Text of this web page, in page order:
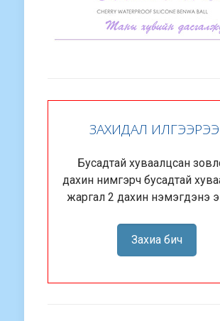
ЗАХИДАЛ
Бусадтай хуваалцсан
дахин нимгэрч бусадтай
жаргал 2 дахин нэмэгдэнэ
Захиа бич